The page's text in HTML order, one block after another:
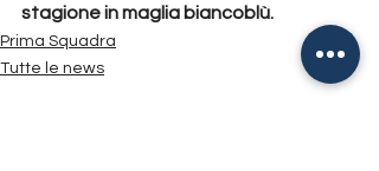
stagione in maglia biancoblù.
Prima Squadra
Tutte le news